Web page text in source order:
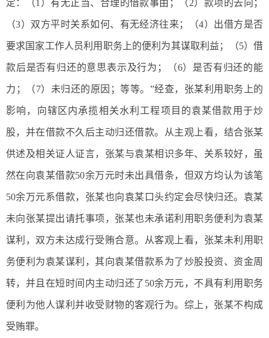
定：（1）有无正当、合理的借款事由；（2）款项的去向；
（3）双方平时关系如何、有无经济往来；（4）出借方是否
要求国家工作人员利用职务上的便利为其谋取利益；（5）借
款后是否有归还的意思表示及行为；（6）是否有归还的能
力；（7）未归还的原因；等等。”经查，张某利用职务上的
影响，向辖区内承揽相关水利工程项目的袁某借款用于炒
股，并在借款不久后主动归还借款。从主观上看，结合张某
供述及相关证人证言，张某与袁某相识多年、关系较好，虽
然在向袁某借款50余万元时未出具借条，但双方均认为该笔
50余万元系借款，张某也向袁某口头约定会尽快归还。袁某
未向张某提出请托事项，张某也未承诺利用职务便利为袁某
谋利，双方未达成行受贿合意。从客观上看，张某未利用职
务便利为袁某谋利，其向袁某借款系为了炒股投资、资金周
转，并且在短时间内主动归还了50余万元，不具有利用职务
便利为他人谋利并收受财物的客观行为。综上，张某不构成
受贿罪。